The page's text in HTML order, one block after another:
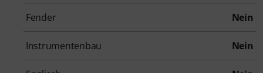
Fender Nein
Instrumentenbau Nein